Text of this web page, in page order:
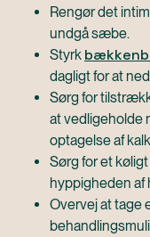
Rengør det
undgå sæbe.
Styrk
dagligt for at
Sørg for
at vedligeholde
optagelse af
Sørg for et
hyppigheden af
Overvej at tage